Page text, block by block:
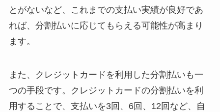
とがないなど、これまでの支払い実績が良好であ
れば、分割払いに応じてもらえる可能性が高まり
ます。
また、クレジットカードを利用した分割払いも一
つの手段です。クレジットカードの分割払いを利
用することで、支払いを3回、6回、12回など、自